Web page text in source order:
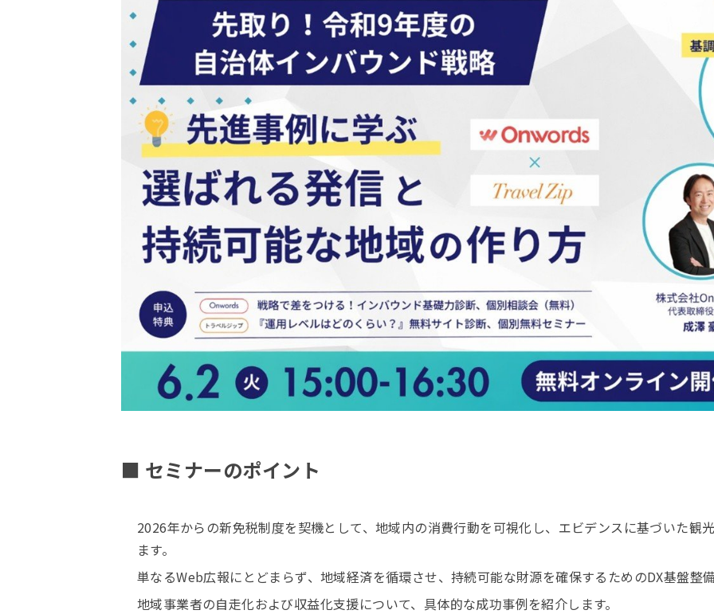
■ セミナーのポイント
2026年からの新免税制度を契機として、地域内の消費行動を可視化し、エビデンスに基づいた観
ます。
単なるWeb広報にとどまらず、地域経済を循環させ、持続可能な財源を確保するためのDX基盤整
地域事業者の自走化および収益化支援について、具体的な成功事例を紹介します。